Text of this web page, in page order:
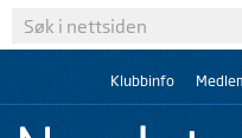
Klubbinfo